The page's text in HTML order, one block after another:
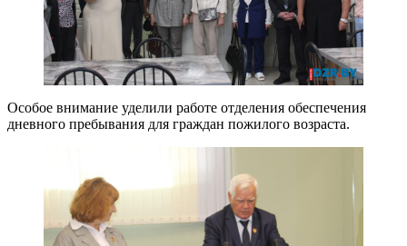
Особое внимание уделили работе отделения обеспечения
дневного пребывания для граждан пожилого возраста.